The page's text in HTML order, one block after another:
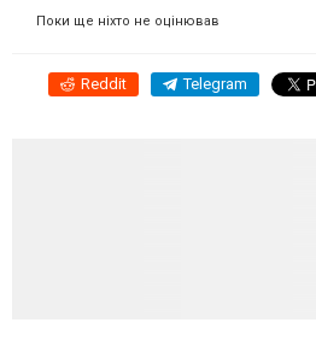
Поки ще ніхто не оцінював
Reddit Telegram